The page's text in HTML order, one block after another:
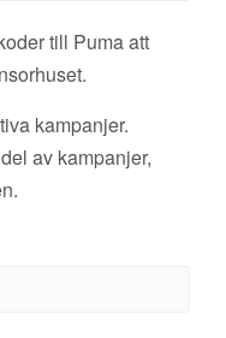
till Puma att
kampanjer.
av kampanjer,